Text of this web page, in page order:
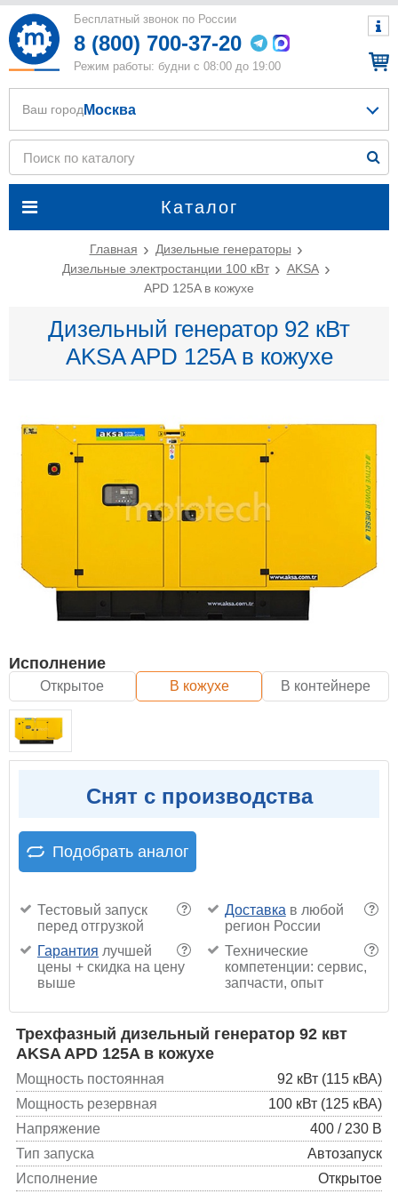
Бесплатный звонок по России
8 (800) 700-37-20
Режим работы: будни с 08:00 до 19:00
Каталог
Ваш город Москва
Главная
Дизельные генераторы
Дизельные электростанции 100 кВт
AKSA
APD 125A в кожухе
Дизельный генератор 92 кВт
AKSA APD 125A в кожухе
Исполнение
Открытое В кожухе В контейнере
Снят с производства
Подобрать аналог
?
Тестовый запуск
перед отгрузкой
?
Доставка в любой
регион России
?
Гарантия лучшей
цены + скидка на цену
выше
?
Технические
компетенции: сервис,
запчасти, опыт
Трехфазный дизельный генератор 92 квт
AKSA APD 125A в кожухе
Мощность постоянная
92 кВт (115 кВА)
Мощность резервная
100 кВт (125 кВА)
Напряжение
400 / 230 В
Тип запуска
Автозапуск
Исполнение
Открытое